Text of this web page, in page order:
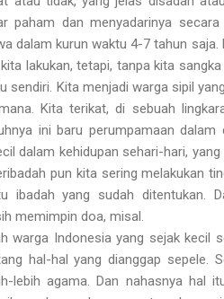
paham dan menyadarinya
dalam kurun waktu 4-7 tahun
lakukan, tetapi, tanpa kita
sendiri. Kita menjadi warga sipil
Kita terikat, di sebuah
ini baru perumpamaan
dalam kehidupan sehari-hari,
pun kita sering melakukan
ibadah yang sudah ditentukan.
memimpin doa, misal.
warga Indonesia yang sejak kecil
hal-hal yang dianggap sepele.
lebih agama. Dan nahasnya hal